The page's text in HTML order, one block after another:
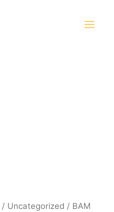
/ Uncategorized / BAM